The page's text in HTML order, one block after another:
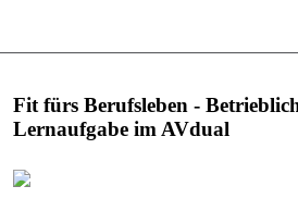
Fit fürs Berufsleben -
Lernaufgabe im AVdual